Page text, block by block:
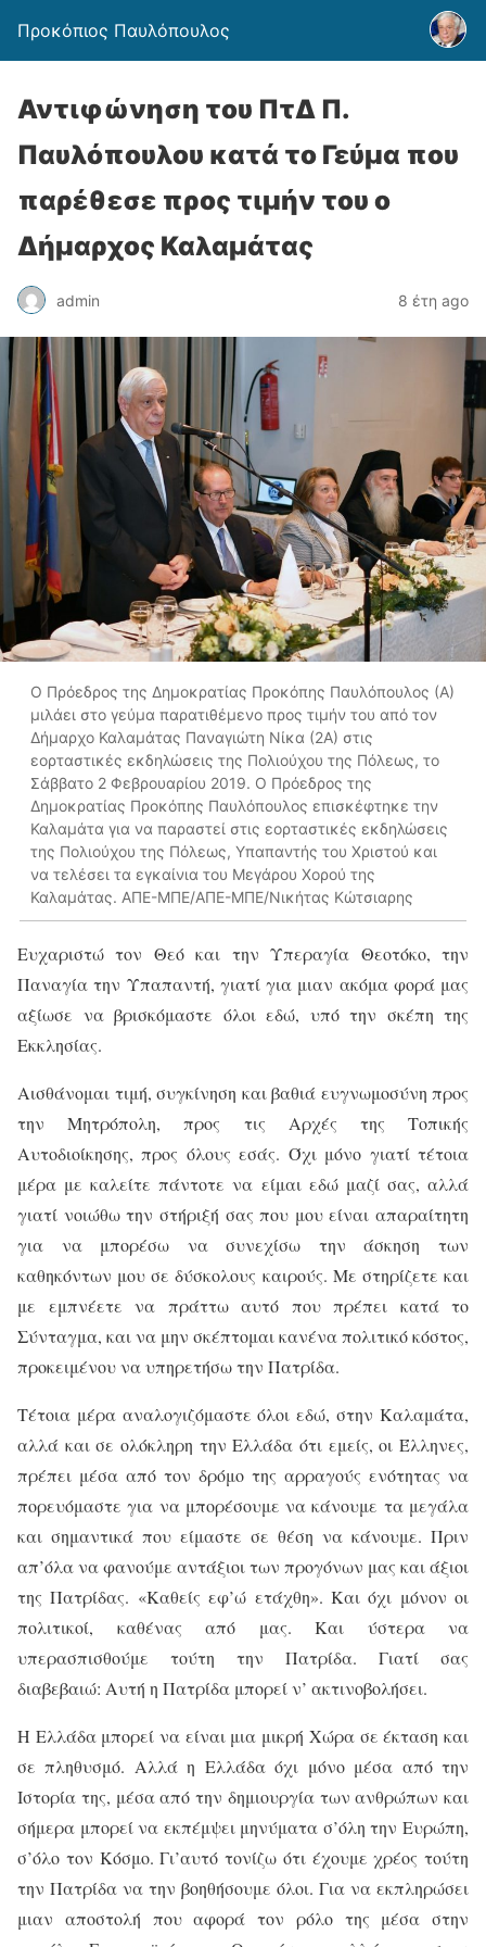
Προκόπιος Παυλόπουλος
Αντιφώνηση του ΠτΔ Π.
Παυλόπουλου κατά το Γεύμα που
παρέθεσε προς τιμήν του ο
Δήμαρχος Καλαμάτας
admin 8 έτη ago
Ο Πρόεδρος της Δημοκρατίας Προκόπης Παυλόπουλος (Α)
μιλάει στο γεύμα παρατιθέμενο προς τιμήν του από τον
Δήμαρχο Καλαμάτας Παναγιώτη Νίκα (2Α) στις
εορταστικές εκδηλώσεις της Πολιούχου της Πόλεως, το
Σάββατο 2 Φεβρουαρίου 2019. Ο Πρόεδρος της
Δημοκρατίας Προκόπης Παυλόπουλος επισκέφτηκε την
Καλαμάτα για να παραστεί στις εορταστικές εκδηλώσεις
της Πολιούχου της Πόλεως, Υπαπαντής του Χριστού και
να τελέσει τα εγκαίνια του Μεγάρου Χορού της
Καλαμάτας. ΑΠΕ-ΜΠΕ/ΑΠΕ-ΜΠΕ/Νικήτας Κώτσιαρης
Ευχαριστώ τον Θεό και την Υπεραγία Θεοτόκο, την
Παναγία την Υπαπαντή, γιατί για μιαν ακόμα φορά μας
αξίωσε να βρισκόμαστε όλοι εδώ, υπό την σκέπη της
Εκκλησίας.
Αισθάνομαι τιμή, συγκίνηση και βαθιά ευγνωμοσύνη προς
την Μητρόπολη, προς τις Αρχές της Τοπικής
Αυτοδιοίκησης, προς όλους εσάς. Όχι μόνο γιατί τέτοια
μέρα με καλείτε πάντοτε να είμαι εδώ μαζί σας, αλλά
γιατί νοιώθω την στήριξή σας που μου είναι απαραίτητη
για να μπορέσω να συνεχίσω την άσκηση των
καθηκόντων μου σε δύσκολους καιρούς. Με στηρίζετε και
με εμπνέετε να πράττω αυτό που πρέπει κατά το
Σύνταγμα, και να μην σκέπτομαι κανένα πολιτικό κόστος,
προκειμένου να υπηρετήσω την Πατρίδα.
Τέτοια μέρα αναλογιζόμαστε όλοι εδώ, στην Καλαμάτα,
αλλά και σε ολόκληρη την Ελλάδα ότι εμείς, οι Έλληνες,
πρέπει μέσα από τον δρόμο της αρραγούς ενότητας να
πορευόμαστε για να μπορέσουμε να κάνουμε τα μεγάλα
και σημαντικά που είμαστε σε θέση να κάνουμε. Πριν
απ’όλα να φανούμε αντάξιοι των προγόνων μας και άξιοι
της Πατρίδας. «Καθείς εφ’ώ ετάχθη». Και όχι μόνον οι
πολιτικοί, καθένας από μας. Και ύστερα να
υπερασπισθούμε τούτη την Πατρίδα. Γιατί σας
διαβεβαιώ: Αυτή η Πατρίδα μπορεί ν’ ακτινοβολήσει.
Η Ελλάδα μπορεί να είναι μια μικρή Χώρα σε έκταση και
σε πληθυσμό. Αλλά η Ελλάδα όχι μόνο μέσα από την
Ιστορία της, μέσα από την δημιουργία των ανθρώπων και
σήμερα μπορεί να εκπέμψει μηνύματα σ’όλη την Ευρώπη,
σ’όλο τον Κόσμο. Γι’αυτό τονίζω ότι έχουμε χρέος τούτη
την Πατρίδα να την βοηθήσουμε όλοι. Για να εκπληρώσει
μιαν αποστολή που αφορά τον ρόλο της μέσα στην